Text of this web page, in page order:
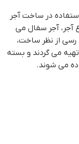
در ساخت آجر
آجر، آجر سفال می
رسی از نظر ساخت،
می گردند و بسته
می شوند.